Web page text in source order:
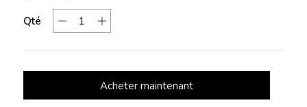
Qté
Acheter maintenant